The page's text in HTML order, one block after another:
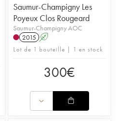
Saumur-Champigny Les
Poyeux Clos Rougeard
Saumur-Champigny AOC
2015 A
Lot de 1 bouteille | 1 en stock
300€